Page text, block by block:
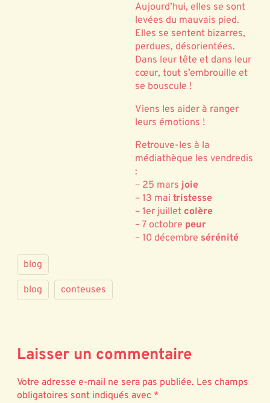
Aujourd’hui, elles se sont
levées du mauvais pied.
Elles se sentent bizarres,
perdues, désorientées.
Dans leur tête et dans leur
cœur, tout s’embrouille et
se bouscule !
Viens les aider à ranger
leurs émotions !
Retrouve-les à la
médiathèque les vendredis
:
– 25 marsjoie
– 13 mai tristesse
– 1er juillet colère
– 7 octobre peur
– 10 décembre sérénité
blog
blog conteuses
Laisser un commentaire
Votre adresse e-mail ne sera pas publiée. Les champs
obligatoires sont indiqués avec *